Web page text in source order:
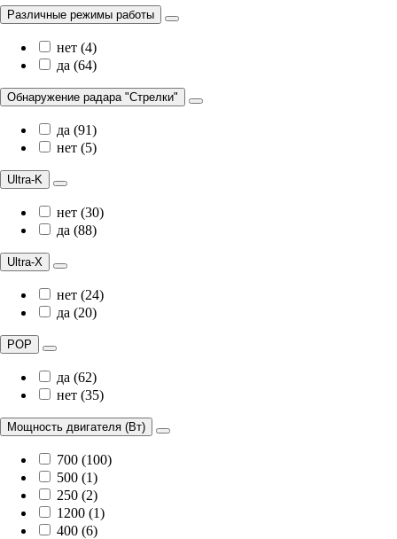
Различные режимы работы
нет (4)
да (64)
Обнаружение радара "Стрелки"
да (91)
нет (5)
Ultra-K
нет (30)
да (88)
Ultra-X
нет (24)
да (20)
POP
да (62)
нет (35)
Мощность двигателя (Вт)
700 (100)
500 (1)
250 (2)
1200 (1)
400 (6)